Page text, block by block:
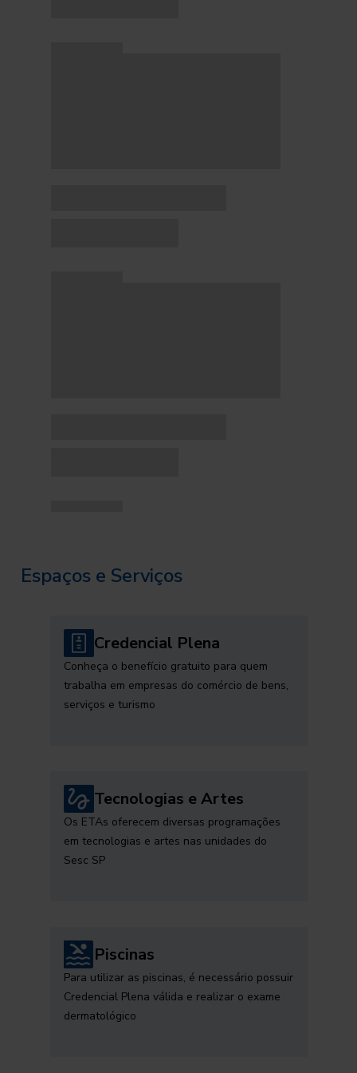
Espaços e Serviços
Credencial Plena
Conheça o benefício gratuito para quem
trabalha em empresas do comércio de bens,
serviços e turismo
Tecnologias e Artes
Os ETAs oferecem diversas programações
em tecnologias e artes nas unidades do
Sesc SP
Piscinas
Para utilizar as piscinas, é necessário possuir
Credencial Plena válida e realizar o exame
dermatológico